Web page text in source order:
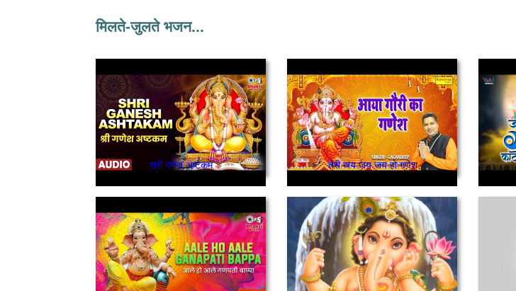
मिलते-जुलते भजन...
श्री गणेश अष्टकम तेरी जय जय जय हो गणेश